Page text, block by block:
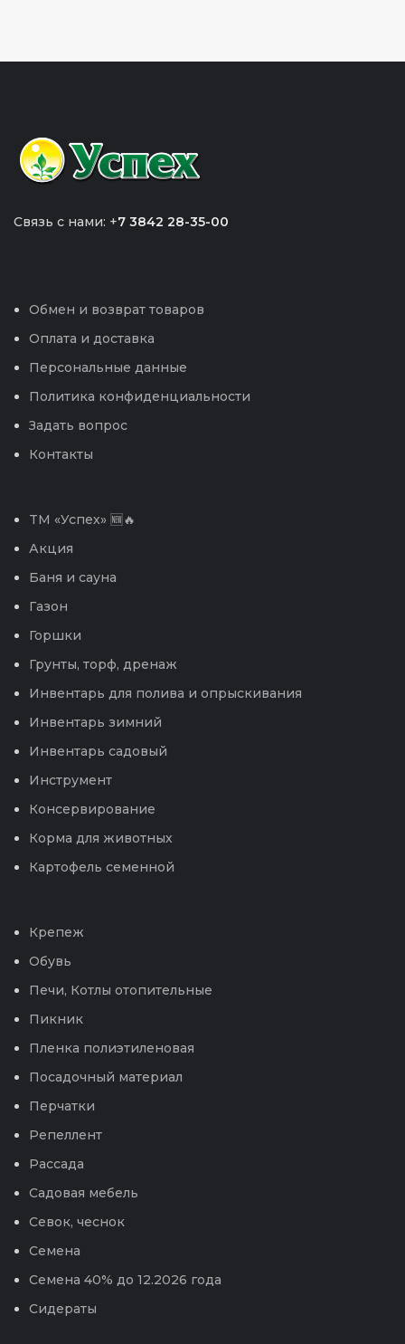
Связь с нами: +7 3842 28-35-00
Обмен и возврат товаров
Оплата и доставка
Персональные данные
Политика конфиденциальности
Задать вопрос
Контакты
TM «Успех» 🆕🔥
Акция
Баня и сауна
Газон
Горшки
Грунты, торф, дренаж
Инвентарь для полива и опрыскивания
Инвентарь зимний
Инвентарь садовый
Инструмент
Консервирование
Корма для животных
Картофель семенной
Крепеж
Обувь
Печи, Котлы отопительные
Пикник
Пленка полиэтиленовая
Посадочный материал
Перчатки
Репеллент
Рассада
Садовая мебель
Севок, чеснок
Семена
Семена 40% до 12.2026 года
Сидераты